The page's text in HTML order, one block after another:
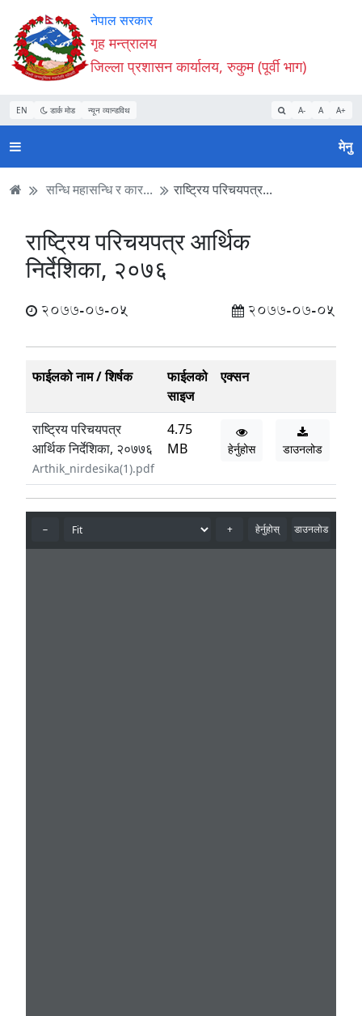
Accessibility
Mode
सुरु
गर्नुहोस्
सामाग्री
पढ्नुहाेस्
नेभिगेसन
पढ्नुहाेस्
वेबसाइट
खोजमा
जानुहोस्
नेपाल सरकार
गृह मन्त्रालय
जिल्ला प्रशासन कार्यालय, रुकुम (पूर्वी भाग)
EN डार्क मोड न्यून व्यान्डविथ A- A A+
मेनु
सन्धि महासन्धि र कार... राष्ट्रिय परिचयपत्र...
राष्ट्रिय परिचयपत्र आर्थिक
निर्देशिका, २०७६
2077-07-05 2077-07-05
फाईलको नाम / शिर्षक
फाईलको
साइज
एक्सन
राष्ट्रिय परिचयपत्र
आर्थिक निर्देशिका, २०७७६
Arthik_nirdesika(1).pdf
4.75
MB
हेर्नुहोस डाउनलोड